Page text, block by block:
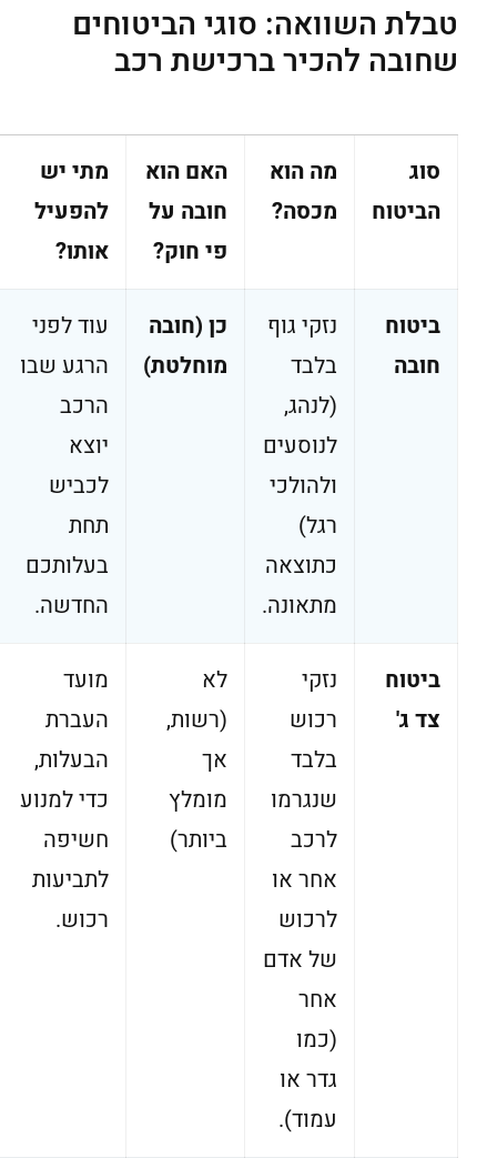
טבלת השוואה: סוגי הביטוחים
שחובה להכיר ברכישת רכב
סוג
הביטוח
מה הוא
מכסה?
האם הוא
חובה על
פי חוק?
מתי יש
להפעיל
אותו?
ביטוח
חובה
נזקי גוף
בלבד
(לנהג,
לנוסעים
ולהולכי
רגל)
כתוצאה
מתאונה.
כן (חובה
מוחלטת)
עוד לפני
הרגע שבו
הרכב
יוצא
לכביש
תחת
בעלותכם
החדשה.
ביטוח
צד ג'
נזקי
רכוש
בלבד
שנגרמו
לרכב
אחר או
לרכוש
של אדם
אחר
(כמו
גדר או
עמוד).
לא
(רשות,
אך
מומלץ
ביותר)
מועד
העברת
הבעלות,
כדי למנוע
חשיפה
לתביעות
רכוש.